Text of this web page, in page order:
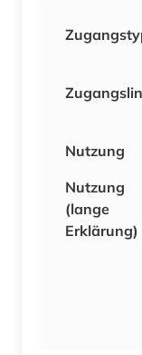
Nutzung
Nutzung
(lange
Erklärung)